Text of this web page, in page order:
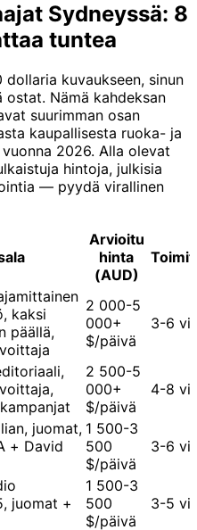
Sydneyssä: 8
tuntea
kuvaukseen, sinun
Nämä kahdeksan
suurimman osan
kaupallisesta ruoka- ja
2026. Alla olevat
hintoja, julkisia
— pyydä virallinen
Arvioitu
hinta
(AUD)
kaksi
päällä,
2 000-5
000+
$/päivä
3-6
2 500-5
000+
$/päivä
4-8
juomat,
+ David
1 500-3
500
$/päivä
3-6
juomat +
1 500-3
500
$/päivä
3-5